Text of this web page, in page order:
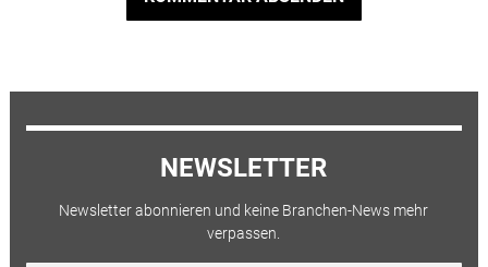
NEWSLETTER
Newsletter abonnieren und keine Branchen-News mehr
verpassen.